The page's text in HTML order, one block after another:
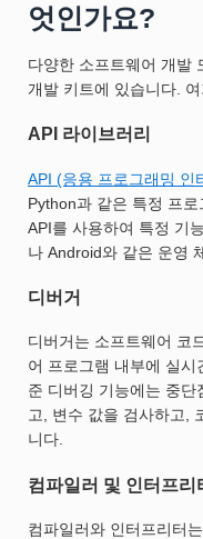
엇인가요?
다양한 소프트웨어 개발
개발 키트에 있습니다.
API 라이브러리
API (응용 프로그래밍 인
Python과 같은 특정 프
API를 사용하여 특정 기
나 Android와 같은 운영
디버거
디버거는 소프트웨어 코
어 프로그램 내부에 실
준 디버깅 기능에는 중
고, 변수 값을 검사하고,
니다.
컴파일러 및 인터프리
컴파일러와 인터프리터